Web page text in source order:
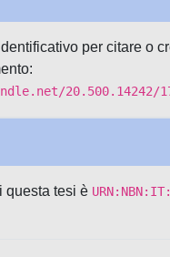
per citare o
20.500.14242/
questa tesi è